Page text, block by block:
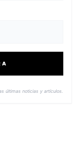
últimas noticias y artículos.